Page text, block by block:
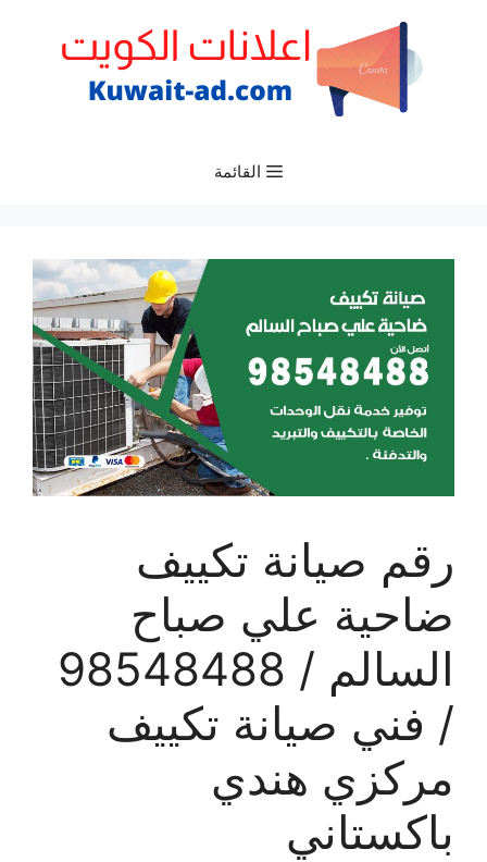
القائمة
رقم صيانة تكييف
ضاحية علي صباح
السالم / 98548488
/ فني صيانة تكييف
مركزي هندي
باكستاني